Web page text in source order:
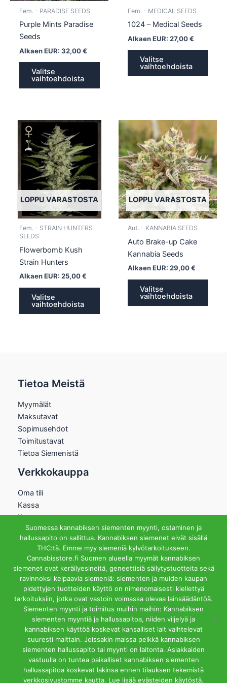
Fem. - PARADISE SEEDS
Purple Mints Paradise
Seeds
Alkaen EUR: 32,00€
Valitse
vaihtoehdoista
Fem. - MEDICAL SEEDS
1024 – Medical Seeds
Alkaen EUR: 27,00€
Valitse
vaihtoehdoista
LOPPU VARASTOSTA
Fem. - STRAIN HUNTERS
SEEDS
Flowerbomb Kush
Strain Hunters
Alkaen EUR: 25,00€
Valitse
vaihtoehdoista
Tällä
tuotteella
useampi
muunnelma.
tehdä
valinnat
LOPPU VARASTOSTA
Aut. - KANNABIA SEEDS
Auto Brake-up Cake
Kannabia Seeds
Alkaen EUR: 29,00€
Valitse
vaihtoehdoista
on
Voit
tehdä
Tietoa Meistä
Myymälät
Maksutavat
Sopimusehdot
Toimitustavat
Tietoa Siemenistä
Verkkokauppa
Oma tili
Kassa
Kauppa
Ostoskori
Helsingin Myymälä
Aukioloajat
Ma-Pe 12-18 La 12-15
Riihipellonkuja 3, 00390
Helsinki
info@cannabisstore.fi
Cannabisstore.fi | Kannabiksen Siemeniä Verkkokaupasta ja
Suomessa kannabiksen siementen myynti, ostaminen ja
hallussapito on sallittua. Kannabiksen siemenet eivät sisällä
THC:tä. Emme myy siemeniä kylvötarkoitukseen.
Cannabisstore.fi Suomen alueella myymät kannabiksen
siemenet ovat keräilyesineitä, geneettisiä säilytystuotteita sekä
ravinnoksi kelpaavia siemeniä: siementen ja muiden kaupan
pidettyjen tuotteiden käyttö on nimenomaisesti kiellettyä
tarkoituksiin, jotka ovat vastoin voimassa olevaa lainsäädäntöä.
Siementen myynti ja toimitus muihin maihin: Kannabiksen
siementen myyntiä ja hallussapitoa, niiden viljelyä ja
kannabiksen käyttöä koskevat kansalliset lait vaihtelevat
suuresti maittain. Joissakin maissa pelkkä kannabiksen
siementen hallussapito tai myynti on laitonta. Asiakkaiden
vastuulla on tuntea paikalliset kannabiksen siementen
hallussapitoa koskevat lakinsa ennen tilauksen tekemistä
verkkosivustomme kautta. Lue lisää evästeiden käytöstä.